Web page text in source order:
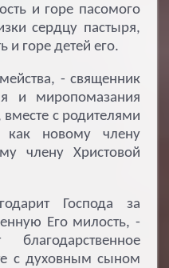
и горе пасомого
сердцу пастыря,
и горе детей его.
- священник
и миропомазания
вместе с родителями
новому члену
члену Христовой
Господа за
Его милость, -
с духовным сыном